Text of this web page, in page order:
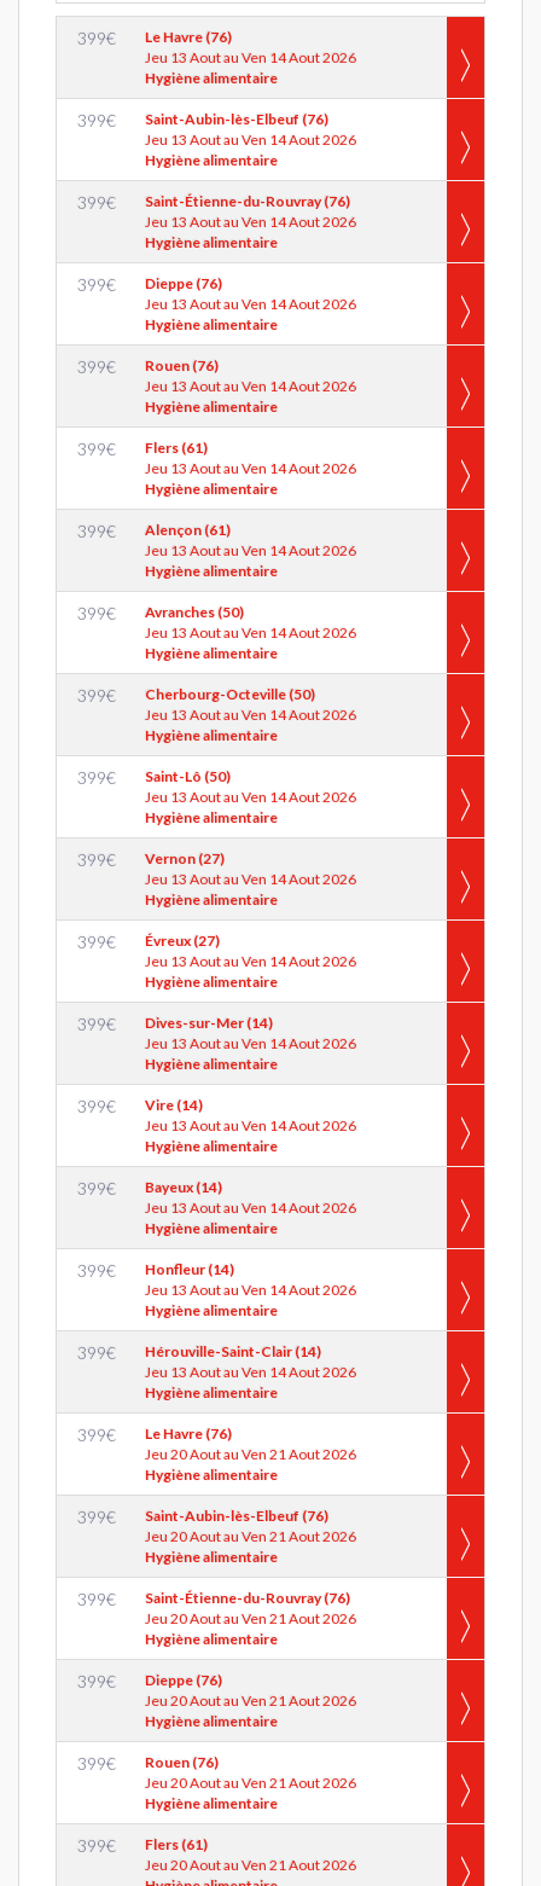
399€
Le Havre (76)
Jeu 13 Aout au Ven 14 Aout 2026
Hygiène alimentaire
399€
Saint-Aubin-lès-Elbeuf (76)
Jeu 13 Aout au Ven 14 Aout 2026
Hygiène alimentaire
399€
Saint-Étienne-du-Rouvray (76)
Jeu 13 Aout au Ven 14 Aout 2026
Hygiène alimentaire
399€
Dieppe (76)
Jeu 13 Aout au Ven 14 Aout 2026
Hygiène alimentaire
399€
Rouen (76)
Jeu 13 Aout au Ven 14 Aout 2026
Hygiène alimentaire
399€
Flers (61)
Jeu 13 Aout au Ven 14 Aout 2026
Hygiène alimentaire
399€
Alençon (61)
Jeu 13 Aout au Ven 14 Aout 2026
Hygiène alimentaire
399€
Avranches (50)
Jeu 13 Aout au Ven 14 Aout 2026
Hygiène alimentaire
399€
Cherbourg-Octeville (50)
Jeu 13 Aout au Ven 14 Aout 2026
Hygiène alimentaire
399€
Saint-Lô (50)
Jeu 13 Aout au Ven 14 Aout 2026
Hygiène alimentaire
399€
Vernon (27)
Jeu 13 Aout au Ven 14 Aout 2026
Hygiène alimentaire
399€
Évreux (27)
Jeu 13 Aout au Ven 14 Aout 2026
Hygiène alimentaire
399€
Dives-sur-Mer (14)
Jeu 13 Aout au Ven 14 Aout 2026
Hygiène alimentaire
399€
Vire (14)
Jeu 13 Aout au Ven 14 Aout 2026
Hygiène alimentaire
399€
Bayeux (14)
Jeu 13 Aout au Ven 14 Aout 2026
Hygiène alimentaire
399€
Honfleur (14)
Jeu 13 Aout au Ven 14 Aout 2026
Hygiène alimentaire
399€
Hérouville-Saint-Clair (14)
Jeu 13 Aout au Ven 14 Aout 2026
Hygiène alimentaire
399€
Le Havre (76)
Jeu 20 Aout au Ven 21 Aout 2026
Hygiène alimentaire
399€
Saint-Aubin-lès-Elbeuf (76)
Jeu 20 Aout au Ven 21 Aout 2026
Hygiène alimentaire
399€
Saint-Étienne-du-Rouvray (76)
Jeu 20 Aout au Ven 21 Aout 2026
Hygiène alimentaire
399€
Dieppe (76)
Jeu 20 Aout au Ven 21 Aout 2026
Hygiène alimentaire
399€
Rouen (76)
Jeu 20 Aout au Ven 21 Aout 2026
Hygiène alimentaire
399€
Flers (61)
Jeu 20 Aout au Ven 21 Aout 2026